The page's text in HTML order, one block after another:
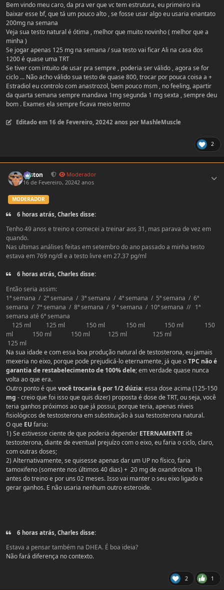
Bem vindo meu caro, da pra ver que vc tem estrutura, eu primeiro iria
baixar esse bf, que tá um pouco alto , se fosse usar algo eu usaria enantato
200mg na semana
Veja sua testo natural é ótima , melhor que muito novinho ( melhor que a
minha )
Se jogar apenas 125 mg na semana / sua testo vai ficar Ali na casa dos
1200 é quase uma TRT
Se tiver com intuito de usar pra sempre , poderia ser válido , agora se for
ciclo ... Não acho válido sua testo de quase 800, trocar por pouca coisa a +
Estradiol eu controlo com anastrozol, bem pouco msm , no feeling, apartir
da quarta semana sempre mandava 1mg segunda 1 mg sexta , sempre deu
bom . Exames ela sempre ficava meio termo
Editado em 16 de Fevereiro, 20242 anos por MashleMuscle
2
Foston
Moderador
16 de Fevereiro, 20242 anos
MODERADOR
6 horas atrás, Charles disse:
Tenho 49 anos e treino e comecei a treinar aos 31, mas parava de vez em
quando.
Nas ultimas análises feitas em setembro do ano passado a minha testo
estava em 769 ng/dl e a testo livre em 27.37 pg/ml
6 horas atrás, Charles disse:
Então seria assim:
1ª semana / 2ª semana / 3ª semana / 4ª semana / 5ª semana / 6ª
semana / 7ª semana / 8ª semana / 9 ª semana / 10ª semana // 1ª
semana até 6ª semana
125 ml 125 ml 150 ml 150 ml 150 ml 150
ml 150 ml 150 ml 125 ml 125 ml
125 ml
Na sua idade e com essa boa produção natural de testosterona, eu jamais
mexeria no eixo, porque pode prejudicá-lo eternamente, já que oTPC não é
garantia de restabelecimento de 100% dele; em verdade quase nunca
volta ao que era.
Outro ponto é quevocê trocaria 6 por 1/2 dúzia: essa dose acima (125-150
mg - creio que foi isso que quis dizer) proposta é dose de TRT, ou seja, você
teria ganhos próximos ao que já possui, porque teria, apenas níveis
fisiológicos de testosterona em substituição à sua testosterona natural.
O que EU faria:
1) Se estivesse ciente de que poderia depender ETERNAMENTE de
testosterona, diante de eventual prejuízo com o eixo, eu faria o ciclo, claro,
com outras doses;
2) Alternativamente, se quisesse apenas dar um UP no físico, faria
tamoxifeno (somente nos últimos 40 dias) + 20 mg de oxandrolona 1h
antes do treino e por uns 02 meses. Isso vai manter o seu eixo ligado e
gerar ganhos. E não usaria nenhum outro esteroide.
6 horas atrás, Charles disse:
Estava a pensar também na DHEA. É boa ideia?
Não fará diferença no contexto.
2 1